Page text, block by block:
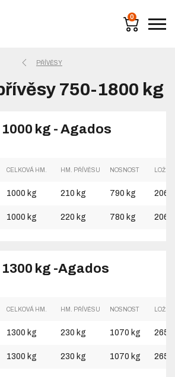
0
PŘÍVĚSY
750-1800 kg
kg - Agados
CELKOVÁ HM. HM. PŘÍVĚSU NOSNOST
1000 kg 210 kg 790 kg
1000 kg 220 kg 780 kg
1300 kg -Agados
CELKOVÁ HM. HM. PŘÍVĚSU NOSNOST
1300 kg 230 kg 1070 kg
1300 kg 230 kg 1070 kg